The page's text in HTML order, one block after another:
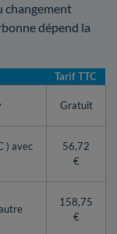
changement
dépend la
Tarif TTC
Gratuit
) avec
56,72
€
158,75
€